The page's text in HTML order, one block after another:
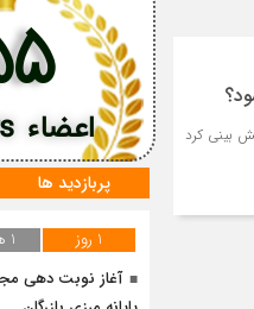
بینی کرد
اعضاء Members
پربازدید ها
1 روز 1 هفته
آغاز نوبت دهی